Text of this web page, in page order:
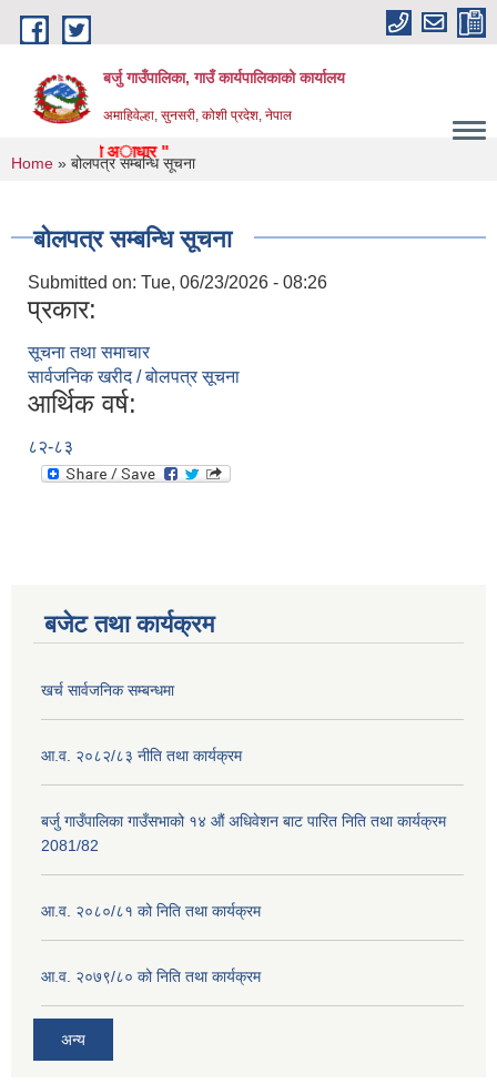
Skip to main content
बर्जु गाउँपालिका, गाउँ कार्यपालिकाको कार्यालय
अमाहिवेल्हा, सुनसरी, कोशी प्रदेश, नेपाल
समृद्ध बर्जुकाे अाधार "
You are here
Home » बोलपत्र सम्बन्धि सूचना
बोलपत्र सम्बन्धि सूचना
Submitted on: Tue, 06/23/2026 - 08:26
प्रकार:
सूचना तथा समाचार
सार्वजनिक खरीद / बोलपत्र सूचना
आर्थिक वर्ष:
८२-८३
बजेट तथा कार्यक्रम
खर्च सार्वजनिक सम्बन्धमा
आ.व. २०८२/८३ नीति तथा कार्यक्रम
बर्जु गाउँपालिका गाउँसभाको १४ औं अधिवेशन बाट पारित निति तथा कार्यक्रम
2081/82
आ.व. २०८०/८१ को निति तथा कार्यक्रम
आ.व. २०७९/८० को निति तथा कार्यक्रम
अन्य